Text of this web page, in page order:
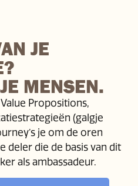
JE
MENSEN.
Propositions,
(galgje
je om de oren
deler die de basis van dit
als ambassadeur.